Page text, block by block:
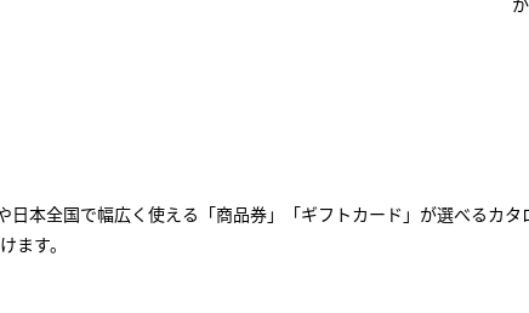
本全国で幅広く使える「商品券」「ギフトカード」が選べるカタ
ます。